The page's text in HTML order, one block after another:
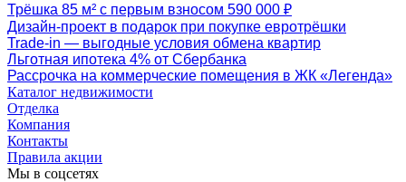
Трёшка 85 м² с первым взносом 590 000 ₽
Дизайн-проект в подарок при покупке евротрёшки
Trade-in — выгодные условия обмена квартир
Льготная ипотека 4% от Сбербанка
Рассрочка на коммерческие помещения в ЖК «Легенда»
Каталог недвижимости
Отделка
Компания
Контакты
Правила акции
Мы в соцсетях